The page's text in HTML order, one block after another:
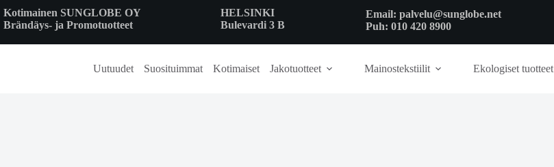
to
content
Kotimainen SUNGLOBE OY
Brändäys- ja Promotuotteet
HELSINKI
Bulevardi 3 B
Email: palvelu@sunglobe.net
Puh: 010 420 8900
Uutuudet Suosituimmat Kotimaiset Jakotuotteet Mainostekstiilit Ekologiset tuotteet